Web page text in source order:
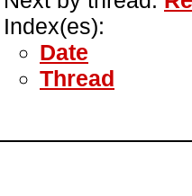
Index(es):
Date
Thread